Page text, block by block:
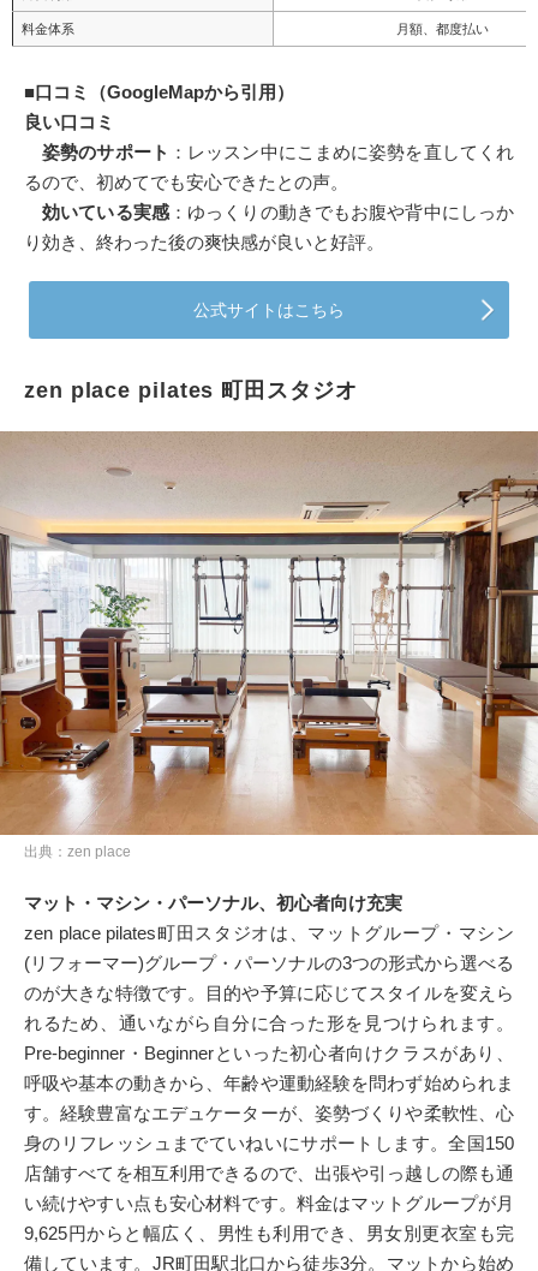
料金体系 月額、都度払い
■口コミ（GoogleMapから引用）
良い口コミ
姿勢のサポート ：レッスン中にこまめに姿勢を直してくれ
るので、初めてでも安心できたとの声。
効いている実感：ゆっくりの動きでもお腹や背中にしっか
り効き、終わった後の爽快感が良いと好評。
公式サイトはこちら
zen place pilates 町田スタジオ
出典：zen place
マット・マシン・パーソナル、初心者向け充実
zen place pilates町田スタジオは、マットグループ・マシン
(リフォーマー)グループ・パーソナルの3つの形式から選べる
のが大きな特徴です。目的や予算に応じてスタイルを変えら
れるため、通いながら自分に合った形を見つけられます。
Pre-beginner・Beginnerといった初心者向けクラスがあり、
呼吸や基本の動きから、年齢や運動経験を問わず始められま
す。経験豊富なエデュケーターが、姿勢づくりや柔軟性、心
身のリフレッシュまでていねいにサポートします。全国150
店舗すべてを相互利用できるので、出張や引っ越しの際も通
い続けやすい点も安心材料です。料金はマットグループが月
9,625円からと幅広く、男性も利用でき、男女別更衣室も完
備しています。JR町田駅北口から徒歩3分。マットから始め